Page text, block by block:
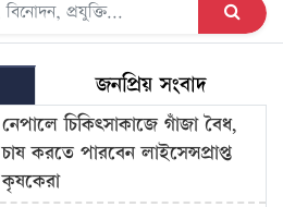
জনপ্রিয় সংবাদ
নেপালে চিকিৎসাকাজে গাঁজা বৈধ,
চাষ করতে পারবেন লাইসেন্সপ্রাপ্ত
কৃষকেরা